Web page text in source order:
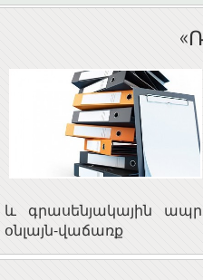
և գրասենյակային
օնլայն-վաճառք
ՀԱՅԱՍՏԱՆԻ